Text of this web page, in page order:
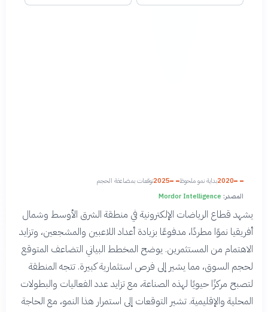
2020بداية نمو ملحوظ 2025توقعات بمضاعفة الحجم
المصدر: Mordor Intelligence
يشهد قطاع الرياضات الإلكترونية في منطقة الشرق الأوسط وشمال
أفريقيا نموًا مطردًا، مدفوعًا بزيادة أعداد اللاعبين والمشجعين، وتزايد
الاهتمام من المستثمرين. يوضح المخطط البياني التضاعف المتوقع
لحجم السوق، مما يشير إلى فرص استثمارية كبيرة. تتجه المنطقة
لتصبح مركزًا حيويًا لهذه الصناعة، مع تزايد عدد الفعاليات والبطولات
المحلية والإقليمية. تشير التوقعات إلى استمرار هذا النمو، مع الحاجة